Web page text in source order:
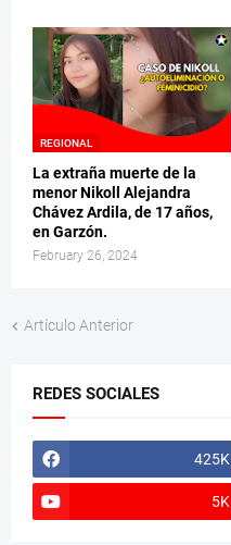
REGIONAL
La extraña muerte de la
menor Nikoll Alejandra
Chávez Ardila, de 17 años,
en Garzón.
February 26, 2024
Artículo Anterior
REDES SOCIALES
425K
5K